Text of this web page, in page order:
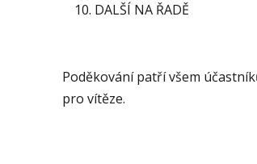
DALŠÍ NA ŘADĚ
Poděkování patří všem
pro vítěze.